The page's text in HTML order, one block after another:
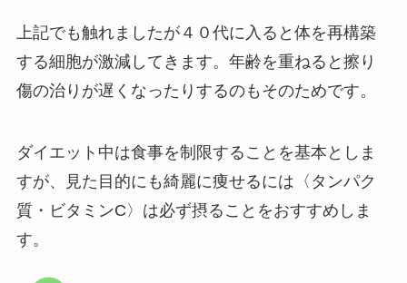
上記でも触れましたが４０代に入ると体を再構築
する細胞が激減してきます。年齢を重ねると擦り
傷の治りが遅くなったりするのもそのためです。
ダイエット中は食事を制限することを基本としま
すが、見た目的にも綺麗に痩せるには〈タンパク
質・ビタミンC〉は必ず摂ることをおすすめしま
す。